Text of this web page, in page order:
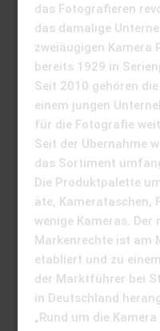
das Fotografieren
das damalige
zweiäugigen Kamera
bereits 1929 in
Seit 2010 gehören
einem jungen
für die Fotografie
Seit der Übernahme
das Sortiment
Die Produktpalette
äte, Kamerataschen,
wenige Kameras. Der
Markenrechte ist am
etabliert und zu einem
der Marktführer bei
in Deutschland
„Rund um die